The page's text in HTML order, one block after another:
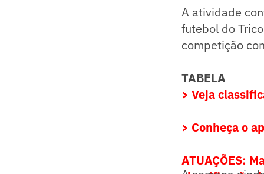
A atividade
futebol do
competição
TABELA
> Veja
> Conheça o
ATUAÇÕES: